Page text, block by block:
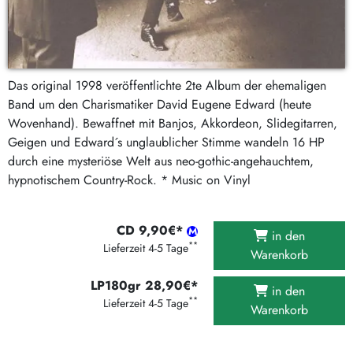
Das original 1998 veröffentlichte 2te Album der ehemaligen
Band um den Charismatiker David Eugene Edward (heute
Wovenhand). Bewaffnet mit Banjos, Akkordeon, Slidegitarren,
Geigen und Edward´s unglaublicher Stimme wandeln 16 HP
durch eine mysteriöse Welt aus neo-gothic-angehauchtem,
hypnotischem Country-Rock. * Music on Vinyl
CD 9,90€*
Lieferzeit 4-5 Tage**
in den
Warenkorb
LP180gr 28,90€*
Lieferzeit 4-5 Tage**
in den
Warenkorb